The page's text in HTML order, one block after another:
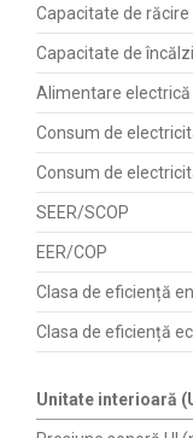
Capacitate de răcire
Capacitate de
Alimentare electrică
Consum de
Consum de
SEER/SCOP
EER/COP
Clasa de eficiență
Clasa de eficiență
Unitate interioară